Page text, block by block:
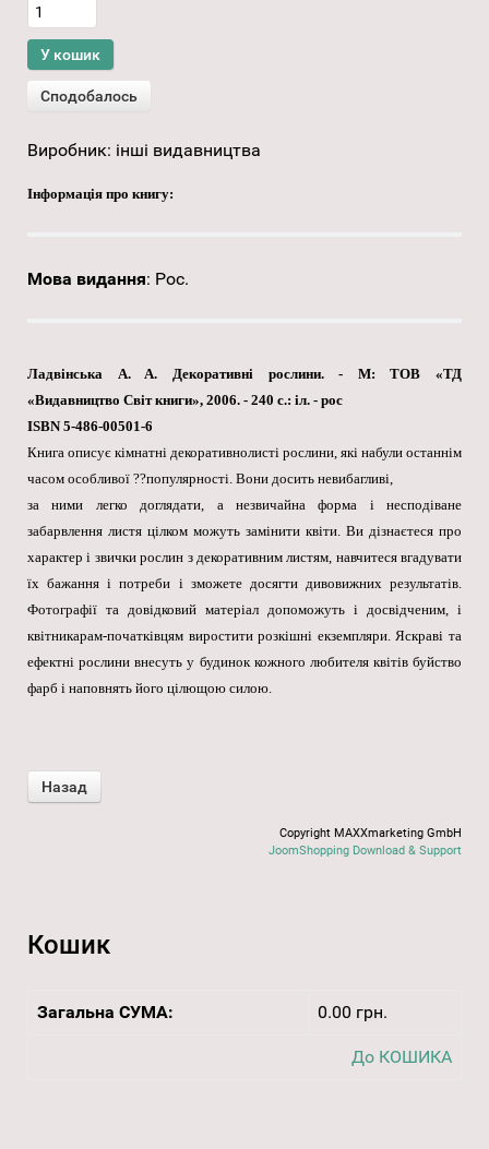
Виробник: інші видавництва
Інформація про книгу:
Мова видання: Рос.
Ладвінська A. A. Декоративні рослини. - М: ТОВ «ТД
«Видавництво Світ книги», 2006. - 240 с.: іл. - рос
ISBN 5-486-00501-6
Книга описує кімнатні декоративнолисті рослини, які набули останнім
часом особливої ??популярності. Вони досить невибагливі,
за ними легко доглядати, а незвичайна форма і несподіване
забарвлення листя цілком можуть замінити квіти. Ви дізнаєтеся про
характер і звички рослин з декоративним листям, навчитеся вгадувати
їх бажання і потреби і зможете досягти дивовижних результатів.
Фотографії та довідковий матеріал допоможуть і досвідченим, і
квітникарам-початківцям виростити розкішні екземпляри. Яскраві та
ефектні рослини внесуть у будинок кожного любителя квітів буйство
фарб і наповнять його цілющою силою.
Copyright MAXXmarketing GmbH
JoomShopping Download & Support
Кошик
Загальна СУМА: 0.00 грн.
До КОШИКА